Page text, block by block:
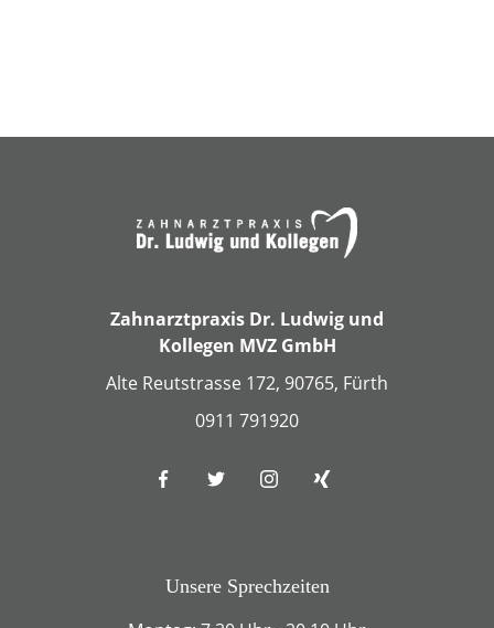
Zahnarztpraxis Dr. Ludwig und
Kollegen MVZ GmbH
Alte Reutstrasse 172, 90765, Fürth
0911 791920
Unsere Sprechzeiten